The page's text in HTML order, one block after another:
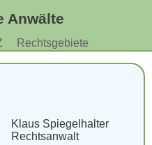
Anwälte
Rechtsgebiete
Klaus Spiegelhalter
Rechtsanwalt